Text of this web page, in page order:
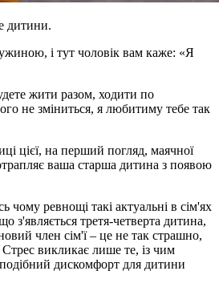
дитини.
і тут чоловік вам каже: «Я
жити разом, ходити по
не зміниться, я любитиму тебе так
цієї, на перший погляд, маячної
ваша старша дитина з появою
ревнощі такі актуальні в сім'ях
з'являється третя-четверта дитина,
член сім'ї – це не так страшно,
викликає лише те, із чим
дискомфорт для дитини